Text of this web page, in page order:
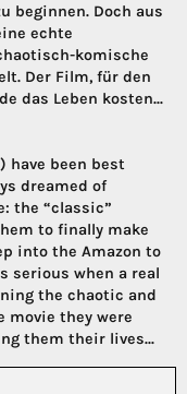
beginnen. Doch aus
echte
komische
Der Film, für den
das Leben kosten...
have been best
dreamed of
the “classic”
to finally make
into the Amazon to
serious when a real
the chaotic and
movie they were
them their lives...